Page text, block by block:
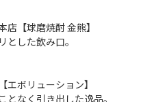
【球磨焼酎 金熊】
とした飲み口。
ボリューション】
なく引き出した逸品。